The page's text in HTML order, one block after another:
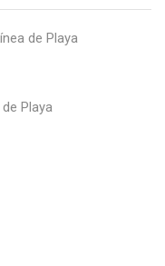
de Playa
Playa